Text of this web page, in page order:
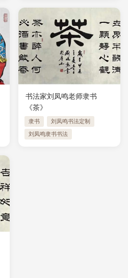
书法家刘凤鸣老师隶书
《茶》
隶书 刘凤鸣书法定制
刘凤鸣隶书书法